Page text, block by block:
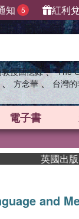
知 5 紅利
授回憶錄 、 The
、 方念華 、 台灣
電子書
英國出版界
and